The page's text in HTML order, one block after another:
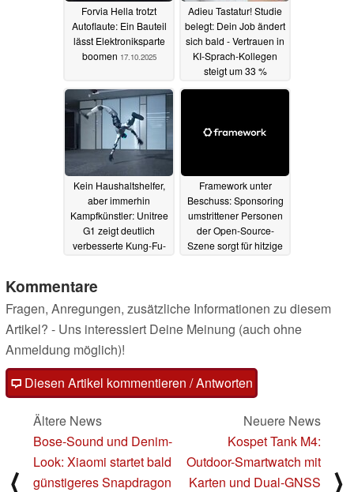
Forvia Hella trotzt
Autoflaute: Ein Bauteil
lässt Elektroniksparte
boomen 17.10.2025
Adieu Tastatur! Studie
belegt: Dein Job ändert
sich bald - Vertrauen in
KI-Sprach-Kollegen
steigt um 33 %
16.10.2025
Kein Haushaltshelfer,
aber immerhin
Kampfkünstler: Unitree
G1 zeigt deutlich
verbesserte Kung-Fu-
Framework unter
Beschuss: Sponsoring
umstrittener Personen
der Open-Source-
Szene sorgt für hitzige
Kommentare
Fragen, Anregungen, zusätzliche Informationen zu diesem
Artikel? - Uns interessiert Deine Meinung (auch ohne
Anmeldung möglich)!
Diesen Artikel kommentieren / Antworten
⟨
Ältere News
Bose-Sound und Denim-
Look: Xiaomi startet bald
günstigeres Snapdragon
Neuere News
Kospet Tank M4:
Outdoor-Smartwatch mit
Karten und Dual-GNSS
⟩